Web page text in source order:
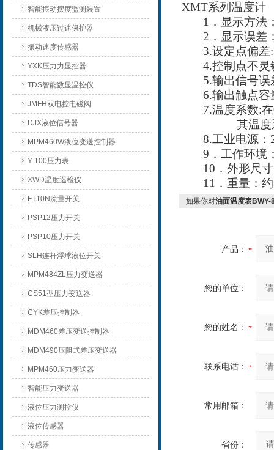
智能振动摆度监测装置
机械液压过速保护器
振动速度传感器
YXK压力力显控器
TDS智能数显温控仪
JMFH双电控电磁阀
DJX液位信号器
MPM460W液位变送控制器
Y-100压力表
XWD温度巡检仪
FT10N流量开关
PSP12压力开关
PSP10压力开关
SLH连杆浮球液位开关
MPM484ZL压力变送器
CS51型压力变送器
CYK差压控制器
MDM460差压变送控制器
MDM490压阻式差压变送器
MPM460压力变送器
智能压力变送器
液位压力测控仪
液位传感器
传感器
XMT系列温度计
1 ．显示方法
2 ．显示误差
3.设定点偏差:
4.控制点不灵
5.输出信号误
6.输出触点容
7.温度系数:在
其温度系
8.工业电源：
9 ．工作环境
10 ．外形尺
11 ．重量：约
如果你对油面温度表
产品：
您的单位：
您的姓名：
联系电话：
常用邮箱：
省份：